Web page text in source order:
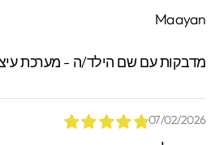
Maayan
מדבקות עם שם הילד/ה - מערכת
07/02/2026